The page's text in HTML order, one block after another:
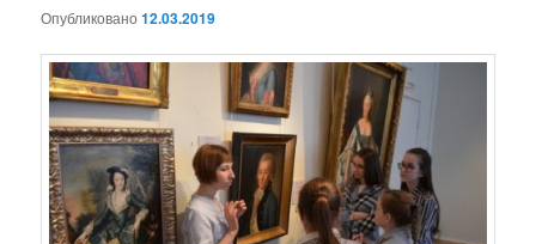
Опубликовано12.03.2019